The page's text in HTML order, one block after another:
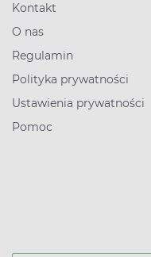
Kontakt
O nas
Regulamin
Polityka prywatności
Ustawienia prywatności
Pomoc